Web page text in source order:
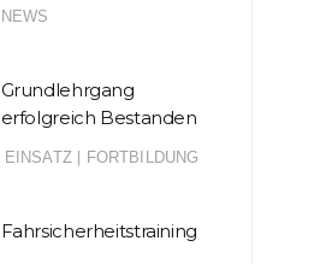
NEWS
Grundlehrgang
erfolgreich Bestanden
EINSATZ FORTBILDUNG
Fahrsicherheitstraining